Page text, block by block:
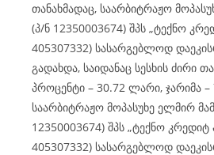
თანახმადაც, საარბიტრაჟო
(პ/ნ 12350003674) შპს „ტექნო
405307332) სასარგებლოდ
გადახდა, საიდანაც სესხის ძირი
პროცენტი – 30.72 ლარი, ჯარიმა
საარბიტრაჟო მოპასუხე ელმირ
12350003674) შპს „ტექნო კრედიტ
405307332) სასარგებლოდ